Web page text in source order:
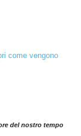
come vengono
del nostro tempo